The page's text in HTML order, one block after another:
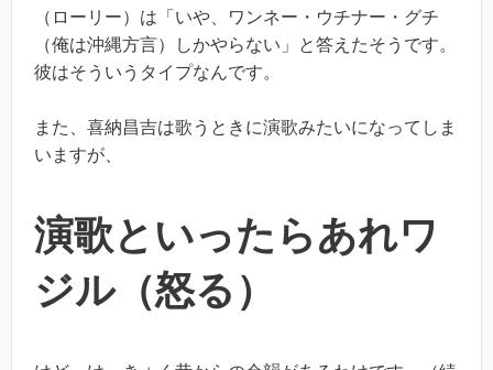
（ローリー）は「いや、ワンネー・ウチナー・グチ
（俺は沖縄方言）しかやらない」と答えたそうです。
彼はそういうタイプなんです。
また、喜納昌吉は歌うときに演歌みたいになってしま
いますが、
演歌といったらあれワ
ジル（怒る）